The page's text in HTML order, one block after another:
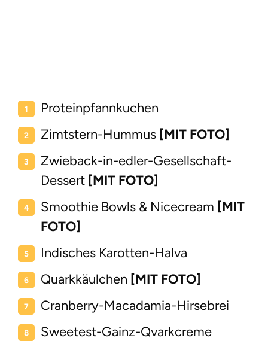
Proteinpfannkuchen
Zimtstern-Hummus [MIT FOTO]
Zwieback-in-edler-Gesellschaft-
Dessert [MIT FOTO]
Smoothie Bowls & Nicecream [MIT
FOTO]
Indisches Karotten-Halva
Quarkkäulchen [MIT FOTO]
Cranberry-Macadamia-Hirsebrei
Sweetest-Gainz-Qvarkcreme